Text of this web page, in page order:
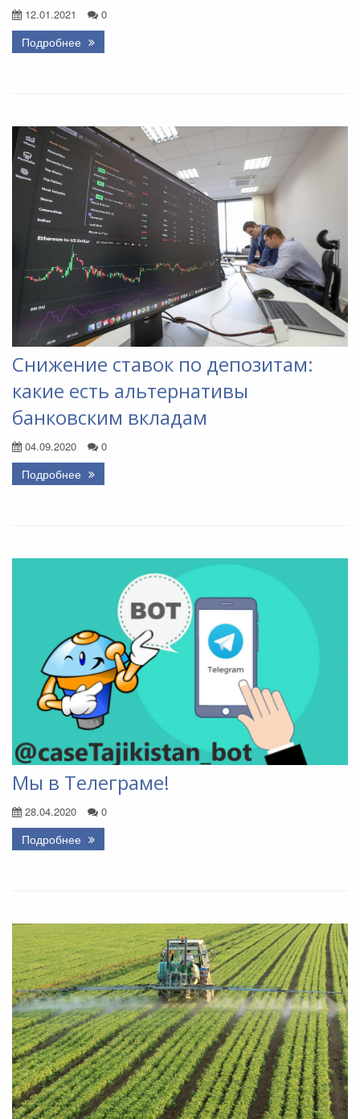
12.01.2021 0
Подробнее
Снижение ставок по депозитам:
какие есть альтернативы
банковским вкладам
04.09.2020 0
Подробнее
Мы в Телеграме!
28.04.2020 0
Подробнее